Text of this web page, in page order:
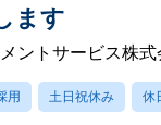
ます
ントサービス株式
用 土日祝休み 休